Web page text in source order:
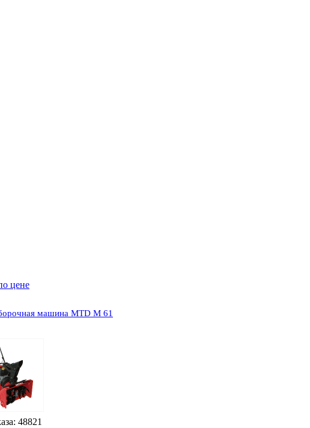
цене
машина MTD M 61
48821